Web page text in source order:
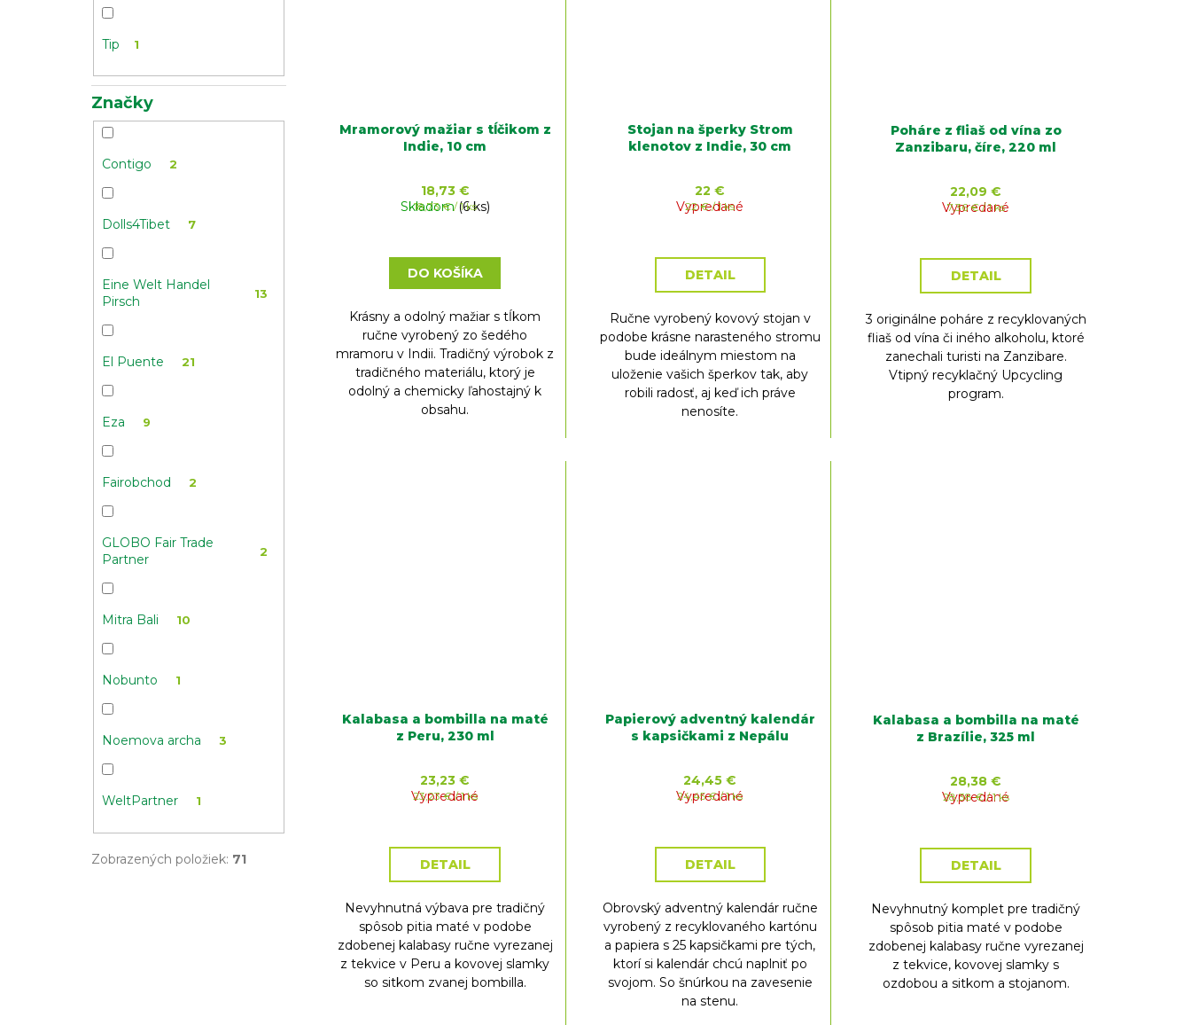
Tip 1
Značky
Contigo 2
Dolls4Tibet 7
Eine Welt Handel
Pirsch
13
El Puente 21
Eza 9
Fairobchod 2
GLOBO Fair Trade
Partner
2
Mitra Bali 10
Nobunto 1
Noemova archa 3
WeltPartner 1
Zobrazených položiek: 71
Mramorový mažiar s tĺčikom z
Indie, 10 cm
Skladom(6 ks)
18,73 €
Jednotková
18,73 € / 1 ks
DO KOŠÍKA
Krásny a odolný mažiar s tĺkom
ručne vyrobený zo šedého
mramoru v Indii. Tradičný výrobok z
tradičného materiálu, ktorý je
odolný a chemicky ľahostajný k
obsahu.
Stojan na šperky Strom
klenotov z Indie, 30 cm
Vypredané
22 €
Jednotková
22 € / 1 ks
DETAIL
Ručne vyrobený kovový stojan v
podobe krásne narasteného stromu
bude ideálnym miestom na
uloženie vašich šperkov tak, aby
robili radosť, aj keď ich práve
nenosíte.
Poháre z fliaš od vína zo
Zanzibaru, číre, 220 ml
Vypredané
22,09 €
Jednotková
7,36 € / 1 ks
DETAIL
3 originálne poháre z recyklovaných
fliaš od vína či iného alkoholu, ktoré
zanechali turisti na Zanzibare.
Vtipný recyklačný Upcycling
program.
Kalabasa a bombilla na maté
z Peru, 230 ml
Vypredané
23,23 €
Jednotková
23,23 € / 1 ks
DETAIL
Nevyhnutná výbava pre tradičný
spôsob pitia maté v podobe
zdobenej kalabasy ručne vyrezanej
z tekvice v Peru a kovovej slamky
so sitkom zvanej bombilla.
Papierový adventný kalendár
s kapsičkami z Nepálu
Vypredané
24,45 €
Jednotková
24,45 € / 1 ks
DETAIL
Obrovský adventný kalendár ručne
vyrobený z recyklovaného kartónu
a papiera s 25 kapsičkami pre tých,
ktorí si kalendár chcú naplniť po
svojom. So šnúrkou na zavesenie
na stenu.
Kalabasa a bombilla na maté
z Brazílie, 325 ml
Vypredané
28,38 €
Jednotková
28,38 € / 1 ks
DETAIL
Nevyhnutný komplet pre tradičný
spôsob pitia maté v podobe
zdobenej kalabasy ručne vyrezanej
z tekvice, kovovej slamky s
ozdobou a sitkom a stojanom.